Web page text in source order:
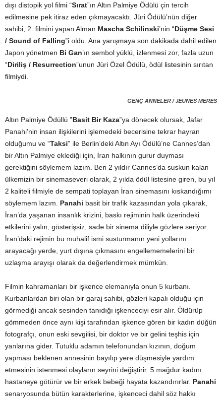
dışı distopik yol filmi “Sırat”ın Altın Palmiye Ödülü çin tercih
edilmesine pek itiraz eden çıkmayacaktı. Jüri Ödülü’nün diğer
sahibi, 2. filmini yapan Alman Mascha Schilinski’nin “Düşme Sesi
/ Sound of Falling”i oldu. Ana yarışmaya son dakikada dahil edilen
Japon yönetmen Bi Gan’ın sembol yüklü, izlenmesi zor, fazla uzun
“Diriliş / Resurrection”unun Jüri Özel Ödülü, ödül listesinin sırıtan
filmiydi.
GENÇ ANNELER / JEUNES MERES
Altın Palmiye Ödüllü ”Basit Bir Kaza”ya dönecek olursak, Jafar
Panahi’nin insan ilişkilerini işlemedeki becerisine tekrar hayran
olduğumu ve “Taksi” ile Berlin’deki Altın Ayı Ödülü’ne Cannes’dan
bir Altın Palmiye eklediği için, İran halkının gurur duyması
gerektiğini söylemem lazım. Ben 2 yıldır Cannes’da suskun kalan
ülkemizin bir sinemaseveri olarak, 2 yılda ödül listesine giren, bu yıl
2 kaliteli filmiyle de sempati toplayan İran sinemasını kıskandığımı
söylemem lazım. Panahi basit bir trafik kazasından yola çıkarak,
İran’da yaşanan insanlık krizini, baskı rejiminin halk üzerindeki
etkilerini yalın, gösterişsiz, sade bir sinema diliyle gözlere seriyor.
İran’daki rejimin bu muhalif ismi susturmanın yeni yollarını
arayacağı yerde, yurt dışına çıkmasını engellememelerini bir
uzlaşma arayışı olarak da değerlendirmek mümkün.
Filmin kahramanları bir işkence elemanıyla onun 5 kurbanı.
Kurbanlardan biri olan bir garaj sahibi, gözleri kapalı olduğu için
görmediği ancak sesinden tanıdığı işkenceciyi esir alır. Öldürüp
gömmeden önce aynı kişi tarafından işkence gören bir kadın düğün
fotografçı, onun eski sevgilisi, bir doktor ve bir gelini teşhis için
yanlarına gider. Tutuklu adamın telefonundan kızının, doğum
yapması beklenen annesinin bayılıp yere düşmesiyle yardım
etmesinin istenmesi olayların seyrini değiştirir. 5 mağdur kadını
hastaneye götürür ve bir erkek bebeği hayata kazandırırlar. Panahi
senaryosunda bütün karakterlerine, işkenceci dahil söz hakkı